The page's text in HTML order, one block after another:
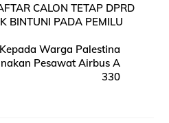
CALON TETAP DPRD
BINTUNI PADA PEMILU
Warga Palestina
Pesawat Airbus A
330